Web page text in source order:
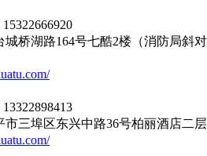
桥湖路164号七酷2楼（消防局斜对
三埠区东兴中路36号柏丽酒店二层